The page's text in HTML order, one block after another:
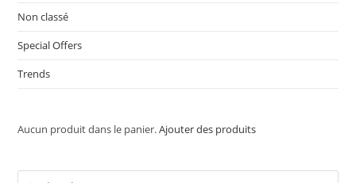
Non classé
Special Offers
Trends
Aucun produit dans le panier.Ajouter des produits